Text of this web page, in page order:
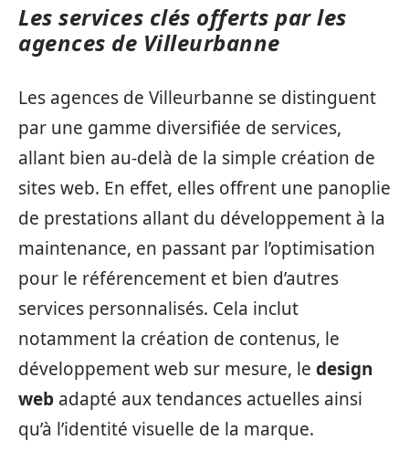
Les services clés offerts par les
agences de Villeurbanne
Les agences de Villeurbanne se distinguent
par une gamme diversifiée de services,
allant bien au-delà de la simple création de
sites web. En effet, elles offrent une panoplie
de prestations allant du développement à la
maintenance, en passant par l’optimisation
pour le référencement et bien d’autres
services personnalisés. Cela inclut
notamment la création de contenus, le
développement web sur mesure, le design
web adapté aux tendances actuelles ainsi
qu’à l’identité visuelle de la marque.